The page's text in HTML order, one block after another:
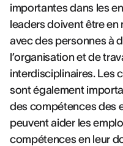
importantes dans les
leaders doivent être
avec des personnes à
l’organisation et de
interdisciplinaires. Les
sont également
des compétences des
peuvent aider les
compétences en leur